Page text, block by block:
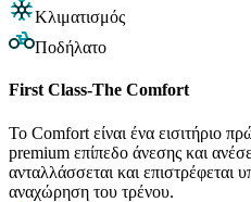
Κλιματισμός
Ποδήλατο
First Class-The Comfort
Το Comfort είναι ένα εισιτήριο
premium επίπεδο άνεσης και
ανταλλάσσεται και επιστρέφεται
αναχώρηση του τρένου.